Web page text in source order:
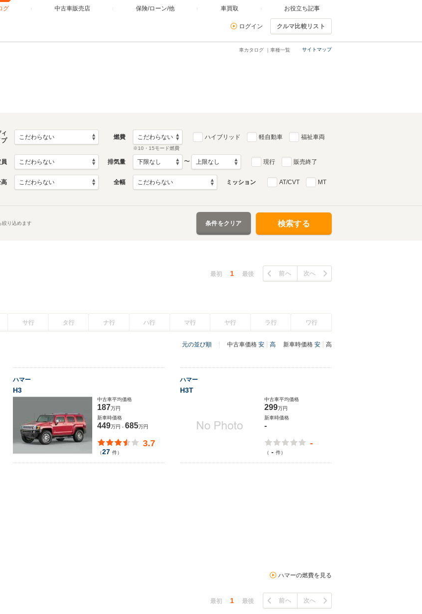
グ 中古車販売店 保険/ローン/他 車買取 お役立ち記事
ログイン クルマ比較リスト
サイトマップ
車カタログ ｜車種一覧
プ
燃費
※10・15モード燃費
ハイブリッド 軽自動車 福祉車両
排気量 〜 現行 販売終了
全幅 ミッション AT/CVT MT
絞り込めます 条件をクリア 検索する
最初 1 最後 前へ 次へ
サ行 タ行 ナ行 ハ行 マ行 ヤ行 ラ行 ワ行
元の並び順 中古車価格 安 高 新車時価格 安 高
ハマー
H3
中古車平均価格
187万円
新車時価格
449万円 - 685万円
3.7
（27 件）
ハマー
H3T
中古車平均価格
299万円
新車時価格
-
-
（ - 件）
ハマーの燃費を見る
最初 1 最後 前へ 次へ